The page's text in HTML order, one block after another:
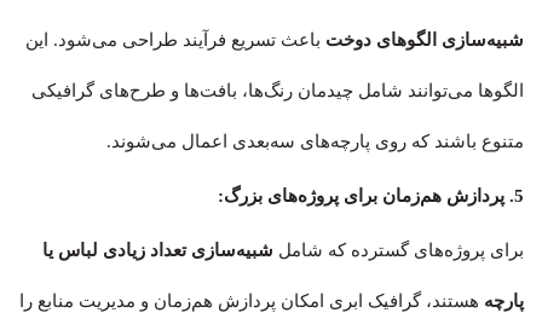
شبیه‌سازی الگوهای دوخت باعث تسریع فرآیند طراحی می‌شود. این
الگوها می‌توانند شامل چیدمان رنگ‌ها، بافت‌ها و طرح‌های گرافیکی
متنوع باشند که روی پارچه‌های سه‌بعدی اعمال می‌شوند.
5. پردازش هم‌زمان برای پروژه‌های بزرگ:
برای پروژه‌های گسترده که شامل شبیه‌سازی تعداد زیادی لباس یا
پارچه هستند، گرافیک ابری امکان پردازش هم‌زمان و مدیریت منابع را